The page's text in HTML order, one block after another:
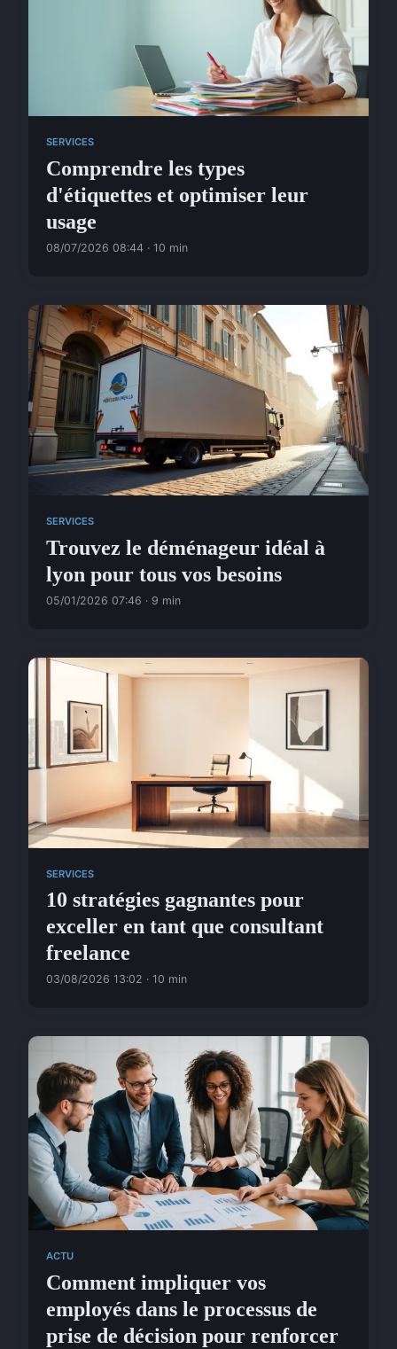
SERVICES
Comprendre les types
d'étiquettes et optimiser leur
usage
08/07/2026 08:44 · 10 min
SERVICES
Trouvez le déménageur idéal à
lyon pour tous vos besoins
05/01/2026 07:46 · 9 min
SERVICES
10 stratégies gagnantes pour
exceller en tant que consultant
freelance
03/08/2026 13:02 · 10 min
ACTU
Comment impliquer vos
employés dans le processus de
prise de décision pour renforcer